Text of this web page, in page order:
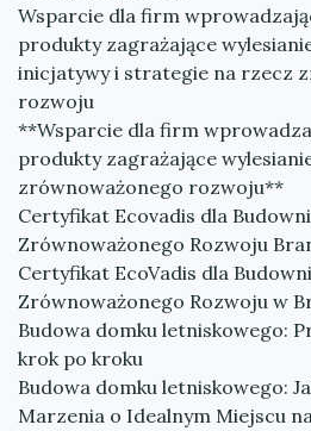
Wsparcie dla firm
produkty zagrażające
inicjatywy i strategie na rzecz
rozwoju
**Wsparcie dla firm
produkty zagrażające
zrównoważonego rozwoju**
Certyfikat Ecovadis dla
Zrównoważonego Rozwoju
Certyfikat EcoVadis dla
Zrównoważonego Rozwoju w
Budowa domku letniskowego:
krok po kroku
Budowa domku letniskowego:
Marzenia o Idealnym Miejscu